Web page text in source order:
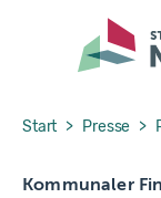
Skip to main
Skip to main
Skip to page
You are here:
Start Presse
Kommunaler